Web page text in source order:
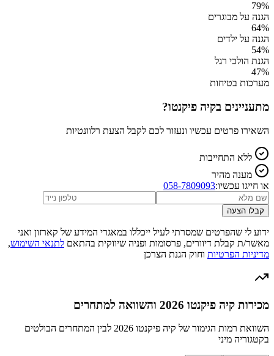
79%
הגנה על מבוגרים
64%
הגנה על ילדים
54%
הגנת הולכי רגל
47%
מערכות בטיחות
מתעניינים בקיה פיקנטו?
השאירו פרטים עכשיו ונעזור לכם לקבל הצעת רלוונטיות
ללא התחייבות
מענה מהיר
או חייגו עכשיו:058-7809093
קבלו הצעה
ידוע לי שהפרטים שמסרתי לעיל ייכללו במאגרי המידע של קארזון ואני
מאשר/ת קבלת דיוורים, פרסומות ופניה שיווקית בהתאם לתנאי השימוש,
מדיניות הפרטיות וחוק הגנת הצרכן
מכירות קיה פיקנטו 2026 והשוואה למתחרים
השוואת רמות הגימור של קיה פיקנטו 2026 לבין המתחרים הבולטים
בקטגוריה מיני